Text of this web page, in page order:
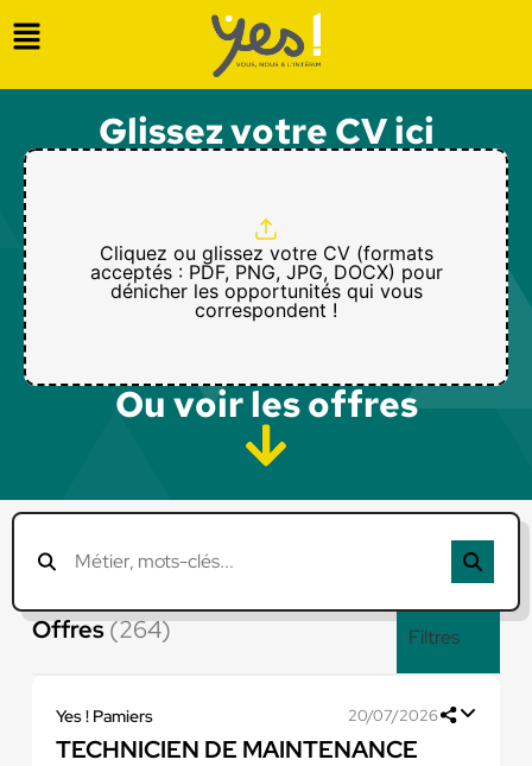
Glissez votre CV ici
Cliquez ou glissez votre CV (formats
acceptés : PDF, PNG, JPG, DOCX) pour
dénicher les opportunités qui vous
correspondent !
Ou voir les offres​
Offres(264) Filtres
Yes ! Pamiers 20/07/2026
TECHNICIEN DE MAINTENANCE